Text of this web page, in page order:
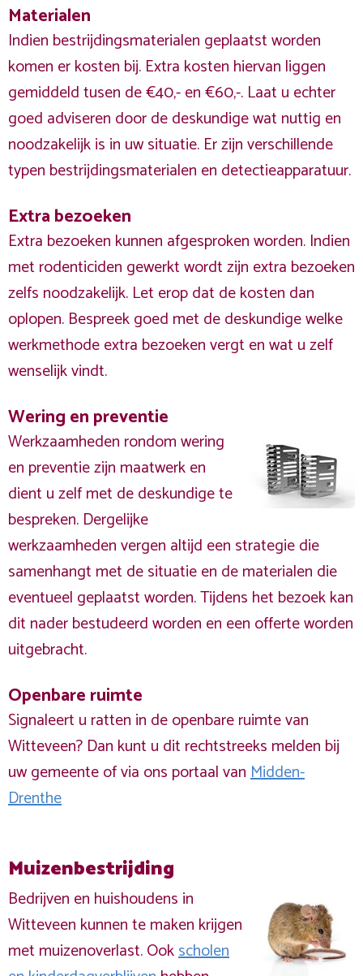
Materialen
Indien bestrijdingsmaterialen geplaatst worden
komen er kosten bij. Extra kosten hiervan liggen
gemiddeld tusen de €40,- en €60,-. Laat u echter
goed adviseren door de deskundige wat nuttig en
noodzakelijk is in uw situatie. Er zijn verschillende
typen bestrijdingsmaterialen en detectieapparatuur.
Extra bezoeken
Extra bezoeken kunnen afgesproken worden. Indien
met rodenticiden gewerkt wordt zijn extra bezoeken
zelfs noodzakelijk. Let erop dat de kosten dan
oplopen. Bespreek goed met de deskundige welke
werkmethode extra bezoeken vergt en wat u zelf
wenselijk vindt.
Wering en preventie
Werkzaamheden rondom wering
en preventie zijn maatwerk en
dient u zelf met de deskundige te
bespreken. Dergelijke
werkzaamheden vergen altijd een strategie die
samenhangt met de situatie en de materialen die
eventueel geplaatst worden. Tijdens het bezoek kan
dit nader bestudeerd worden en een offerte worden
uitgebracht.
Openbare ruimte
Signaleert u ratten in de openbare ruimte van
Witteveen? Dan kunt u dit rechtstreeks melden bij
uw gemeente of via ons portaal vanMidden-
Drenthe
Muizenbestrijding
Bedrijven en huishoudens in
Witteveen kunnen te maken krijgen
met muizenoverlast. Ookscholen